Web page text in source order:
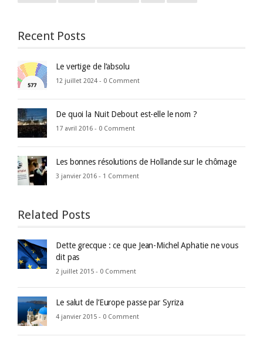
Recent Posts
Le vertige de l’absolu
12 juillet 2024 - 0 Comment
De quoi la Nuit Debout est-elle le nom ?
17 avril 2016 - 0 Comment
Les bonnes résolutions de Hollande sur le chômage
3 janvier 2016 - 1 Comment
Related Posts
Dette grecque : ce que Jean-Michel Aphatie ne vous
dit pas
2 juillet 2015 - 0 Comment
Le salut de l’Europe passe par Syriza
4 janvier 2015 - 0 Comment